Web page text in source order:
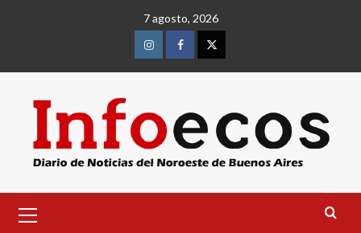
7 agosto, 2026
InstagramFacebookTwitter
primario